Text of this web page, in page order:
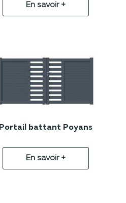
En savoir +
Portail battant Poyans
En savoir +